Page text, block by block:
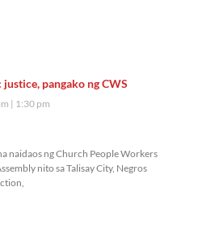
pangako ng CWS
1:30 pm
naidaos ng Church People Workers
nito sa Talisay City, Negros